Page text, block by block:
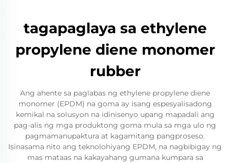
tagapaglaya sa ethylene
propylene diene monomer
rubber
Ang ahente sa paglabas ng ethylene propylene diene
monomer (EPDM) na goma ay isang espesyalisadong
kemikal na solusyon na idinisenyo upang mapadali ang
pag-alis ng mga produktong goma mula sa mga ulo ng
pagmamanupaktura at kagamitang pangproseso.
Isinasama nito ang teknolohiyang EPDM, na nagbibigay ng
mas mataas na kakayahang gumana kumpara sa